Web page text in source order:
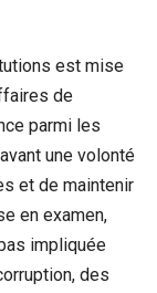
est mise
de
parmi les
une volonté
et de maintenir
en examen,
impliquée
des